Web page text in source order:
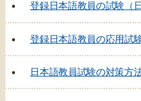
登録日本語教員の試験（
登録日本語教員の応用試
日本語教員試験の対策方